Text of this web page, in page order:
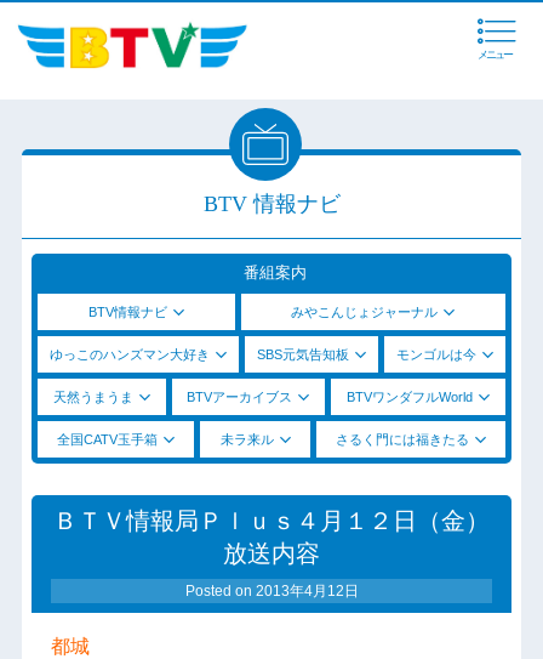
メニュー
BTV 情報ナビ
番組案内
BTV情報ナビ みやこんじょジャーナル
ゆっこのハンズマン大好き SBS元気告知板 モンゴルは今
天然うまうま BTVアーカイブス BTVワンダフルWorld
全国CATV玉手箱 未ラ来ル さるく門には福きたる
ＢＴＶ情報局Ｐｌｕｓ４月１２日（金）
放送内容
Posted on 2013年4月12日
都城